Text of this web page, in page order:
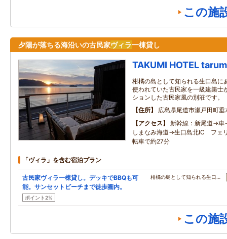
この施
夕陽が落ちる海沿いの古民家ヴィラ一棟貸し
TAKUMI HOTEL
柑橘の島として知られる生口島に
使われていた古民家を一級建築士
ションした古民家風の別荘です。
住所
広島県尾道市瀬戸田町
アクセス
新幹線：新尾道→
しまなみ海道→生口島北IC フェ
転車で約27分
「ヴィラ」を含む宿泊プラン
古民家ヴィラ一棟貸し。デッキでBBQも可
能。サンセットビーチまで徒歩圏内。
ポイント2%
柑橘の島として知られる生口…
この施